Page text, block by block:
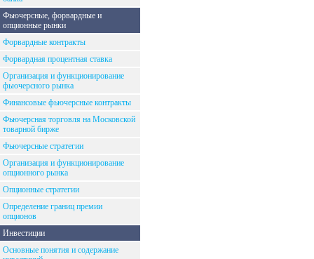
Фьючерсные, форвардные и
опционные рынки
Форвардные контракты
Форвардная процентная ставка
Организация и функционирование
фьючерсного рынка
Финансовые фьючерсные контракты
Фьючерсная торговля на Московской
товарной бирже
Фьючерсные стратегии
Организация и функционирование
опционного рынка
Опционные стратегии
Определение границ премии
опционов
Инвестиции
Основные понятия и содержание